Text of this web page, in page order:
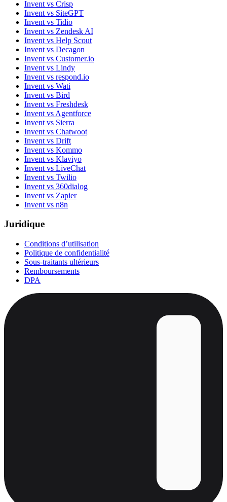
Invent vs Crisp
Invent vs SiteGPT
Invent vs Tidio
Invent vs Zendesk AI
Invent vs Help Scout
Invent vs Decagon
Invent vs Customer.io
Invent vs Lindy
Invent vs respond.io
Invent vs Wati
Invent vs Bird
Invent vs Freshdesk
Invent vs Agentforce
Invent vs Sierra
Invent vs Chatwoot
Invent vs Drift
Invent vs Kommo
Invent vs Klaviyo
Invent vs LiveChat
Invent vs Twilio
Invent vs 360dialog
Invent vs Zapier
Invent vs n8n
Juridique
Conditions d’utilisation
Politique de confidentialité
Sous-traitants ultérieurs
Remboursements
DPA